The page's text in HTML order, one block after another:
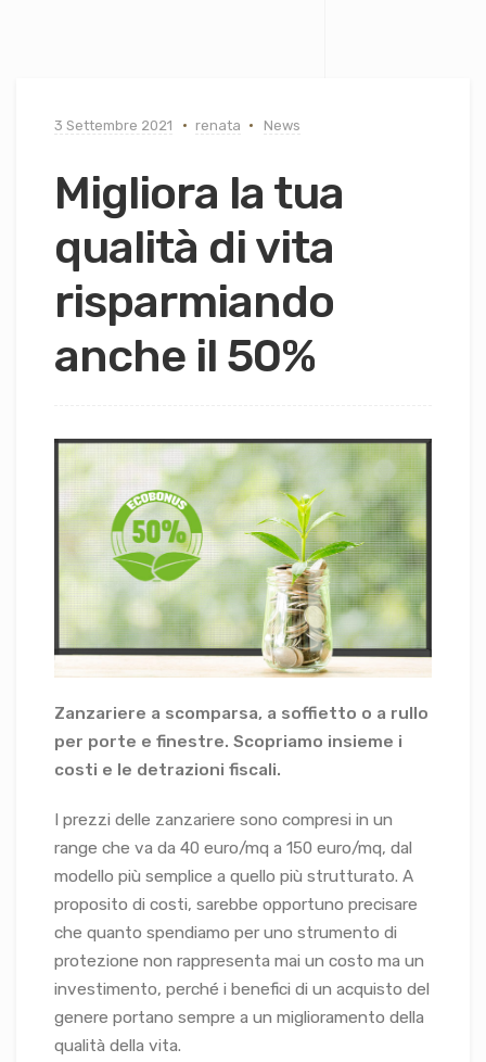
3 Settembre 2021 renata News
Migliora la tua
qualità di vita
risparmiando
anche il 50%
Zanzariere a scomparsa, a soffietto o a rullo
per porte e finestre. Scopriamo insieme i
costi e le detrazioni fiscali.
I prezzi delle zanzariere sono compresi in un
range che va da 40 euro/mq a 150 euro/mq, dal
modello più semplice a quello più strutturato. A
proposito di costi, sarebbe opportuno precisare
che quanto spendiamo per uno strumento di
protezione non rappresenta mai un costo ma un
investimento, perché i benefici di un acquisto del
genere portano sempre a un miglioramento della
qualità della vita.